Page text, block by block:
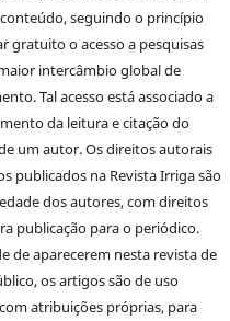
seguindo o princípio
gratuito o acesso a pesquisas
intercâmbio global de
Tal acesso está associado a
da leitura e citação do
um autor. Os direitos autorais
publicados na Revista Irriga são
dos autores, com direitos
publicação para o periódico.
de aparecerem nesta revista de
os artigos são de uso
atribuições próprias, para